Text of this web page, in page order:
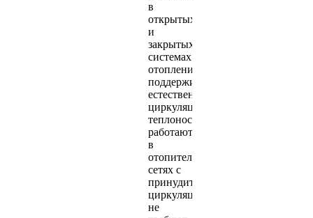
в
открытых
и
закрытых
системах
отопления,
поддерживают
естественную
циркуляцию
теплоносителя,
работают
в
отопительных
сетях с
принудительной
циркуляцией,
не